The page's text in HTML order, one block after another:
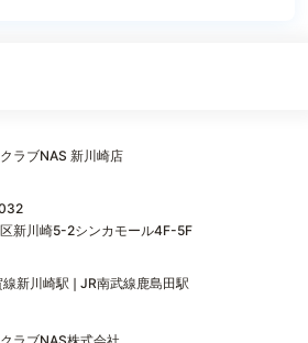
ラブNAS 新川崎店
新川崎5-2シンカモール4F-5F
線新川崎駅❘JR南武線鹿島田駅